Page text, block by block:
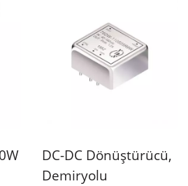
DC-DC Dönüştürücü,
Demiryolu